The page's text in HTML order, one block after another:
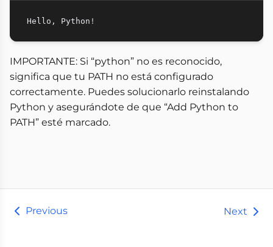
Hello, Python !
IMPORTANTE: Si “python” no es reconocido,
significa que tu PATH no está configurado
correctamente. Puedes solucionarlo reinstalando
Python y asegurándote de que “Add Python to
PATH” esté marcado.
Previous Next